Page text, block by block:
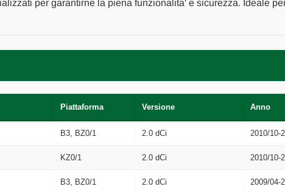
per garantirne la piena funzionalita' e sicurezza. Ideale
Piattaforma Versione Anno
B3, BZ0/1 2.0 dCi 2010/10-
KZ0/1 2.0 dCi 2010/10-
B3, BZ0/1 2.0 dCi 2009/04-